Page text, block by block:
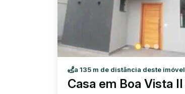
a 135 m de distância deste imóvel
Casa em Boa Vista II